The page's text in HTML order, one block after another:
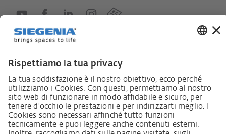
Lieferkettensorgfaltspflichtengesetz
Grundsatzerklärung Menschenrechtsstrategie
Beschwerdeverfahren